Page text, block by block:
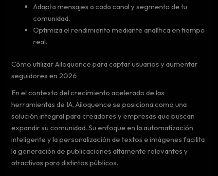
Adapta mensajes a cada canal y segmento de tu
comunidad.
Optimiza el rendimiento mediante analítica en tiempo
real.
Cómo utilizar Ailoquence para captar usuarios y aumentar
seguidores en 2026
En el contexto del crecimiento acelerado de las
herramientas de IA, Ailoquence se posiciona como una
solución integral para creadores y empresas que buscan
expandir su comunidad. Su enfoque en la automatización
inteligente y la personalización de textos e imágenes facilita
la generación de publicaciones altamente relevantes y
atractivas para distintos públicos.